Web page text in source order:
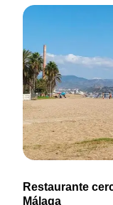
Restaurante
Málaga